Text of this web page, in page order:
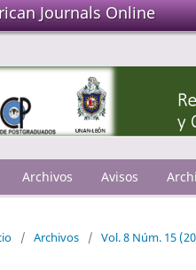
Journals Online
Archivos Avisos
/ Archivos / Vol. 8 Núm. 15